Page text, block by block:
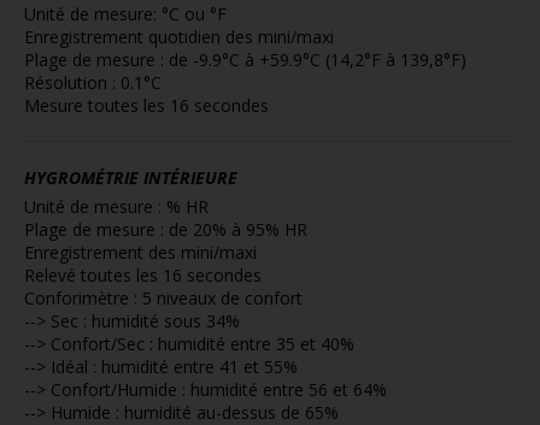
Unité de mesure: °C ou °F
Enregistrement quotidien des mini/maxi
Plage de mesure : de -9.9°C à +59.9°C (14,2°F à 139,8°F)
Résolution : 0.1°C
Mesure toutes les 16 secondes
HYGROMÉTRIE INTÉRIEURE
Unité de mesure : % HR
Plage de mesure : de 20% à 95% HR
Enregistrement des mini/maxi
Relevé toutes les 16 secondes
Conforimètre : 5 niveaux de confort
--> Sec : humidité sous 34%
--> Confort/Sec : humidité entre 35 et 40%
--> Idéal : humidité entre 41 et 55%
--> Confort/Humide : humidité entre 56 et 64%
--> Humide : humidité au-dessus de 65%